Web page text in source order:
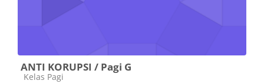
ANTI KORUPSI / Pagi G
Kategori kursus
Kelas Pagi